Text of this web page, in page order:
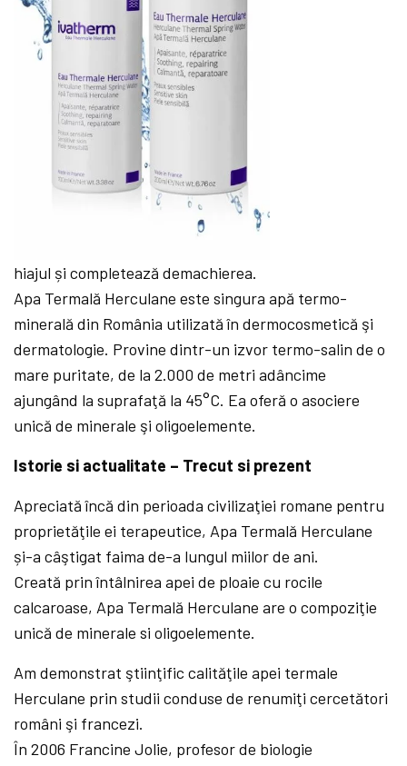
hiajul și completează demachierea.
Apa Termală Herculane este singura apă termo-
minerală din România utilizată în dermocosmetică şi
dermatologie. Provine dintr-un izvor termo-salin de o
mare puritate, de la 2.000 de metri adâncime
ajungând la suprafaţă la 45°C. Ea oferă o asociere
unică de minerale şi oligoelemente.
Istorie si actualitate – Trecut si prezent
Apreciată încă din perioada civilizaţiei romane pentru
proprietăţile ei terapeutice, Apa Termală Herculane
și-a câştigat faima de-a lungul miilor de ani.
Creată prin întâlnirea apei de ploaie cu rocile
calcaroase, Apa Termală Herculane are o compoziţie
unică de minerale si oligoelemente.
Am demonstrat ştiinţific calităţile apei termale
Herculane prin studii conduse de renumiţi cercetători
români şi francezi.
În 2006 Francine Jolie, profesor de biologie